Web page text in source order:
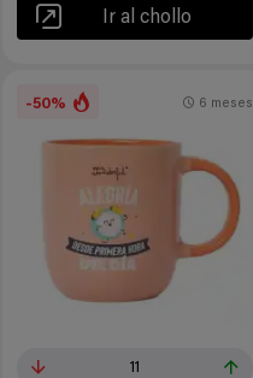
Ir al chollo
-50%
11
6 meses